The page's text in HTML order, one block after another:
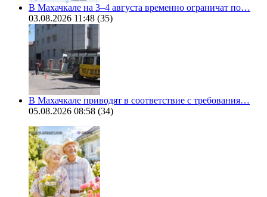
В Махачкале на 3–4 августа временно ограничат по…
03.08.2026 11:48 (35)
В Махачкале приводят в соответствие с требования…
05.08.2026 08:58 (34)